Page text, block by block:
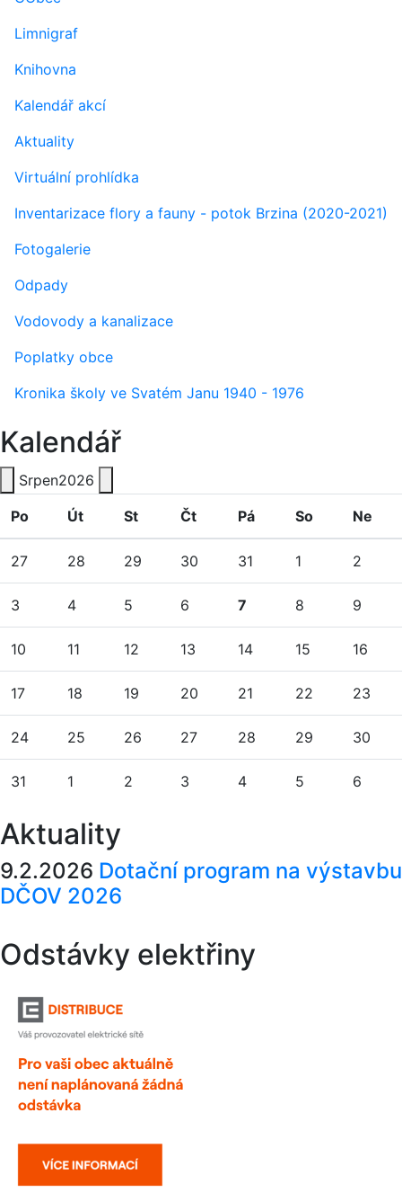
Limnigraf
Knihovna
Kalendář akcí
Aktuality
Virtuální prohlídka
Inventarizace flory a fauny - potok Brzina (2020-2021)
Fotogalerie
Odpady
Vodovody a kanalizace
Poplatky obce
Kronika školy ve Svatém Janu 1940 - 1976
Kalendář
Srpen2026
Po
Út St Čt Pá So Ne
27 28 29 30 31 1 2
3 4 5 6 7 8 9
10 11 12 13 14 15 16
17 18 19 20 21 22 23
24 25 26 27 28 29 30
31 1 2 3 4 5 6
Aktuality
9.2.2026 Dotační program na výstavbu
DČOV 2026
Odstávky elektřiny